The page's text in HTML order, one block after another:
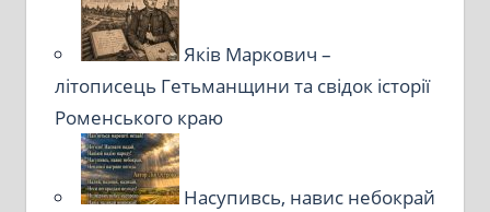
Яків Маркович –
літописець Гетьманщини та свідок історії
Роменського краю
Насупивсь, навис небокрай